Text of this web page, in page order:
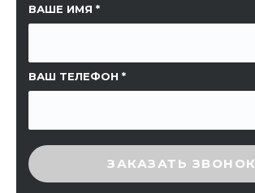
ВАШЕ ИМЯ
ВАШ ТЕЛЕФОН
ССЫЛКА НА СТРАНИЦУ
ВВЕДИТЕ ПРОВЕРОЧНЫЙ КОД
ЗАКАЗАТЬ ЗВОНОК